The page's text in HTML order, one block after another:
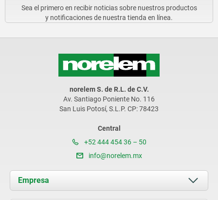
Sea el primero en recibir noticias sobre nuestros productos
y notificaciones de nuestra tienda en línea.
norelem S. de R.L. de C.V.
Av. Santiago Poniente No. 116
San Luis Potosí, S.L.P. CP: 78423
Central
+52 444 454 36 – 50
info@norelem.mx
Empresa